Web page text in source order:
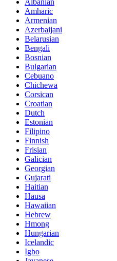
Amharic
Armenian
Azerbaijani
Belarusian
Bengali
Bosnian
Bulgarian
Cebuano
Chichewa
Corsican
Croatian
Dutch
Estonian
Filipino
Finnish
Frisian
Galician
Georgian
Gujarati
Haitian
Hausa
Hawaiian
Hebrew
Hmong
Hungarian
Icelandic
Igbo